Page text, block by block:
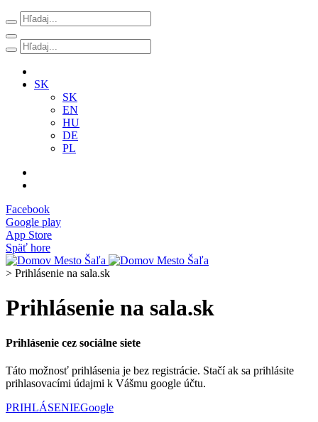
SK
SK
EN
HU
DE
PL
Facebook
Google play
App Store
Späť hore
> Prihlásenie na sala.sk
Prihlásenie na sala.sk
Prihlásenie cez sociálne siete
Táto možnosť prihlásenia je bez registrácie. Stačí ak sa prihlásite
prihlasovacími údajmi k Vášmu google účtu.
PRIHLÁSENIEGoogle